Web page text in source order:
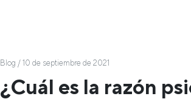
Blog / 10 de septiembre de 2021
¿Cuál es la razón